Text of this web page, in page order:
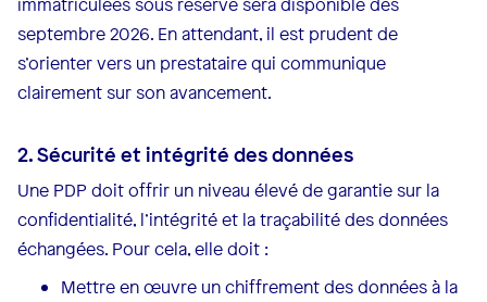
septembre 2026. En attendant, il est prudent de
s’orienter vers un prestataire qui communique
clairement sur son avancement.
2. Sécurité et intégrité des données
Une PDP doit offrir un niveau élevé de garantie sur la
confidentialité, l’intégrité et la traçabilité des données
échangées. Pour cela, elle doit :
Mettre en œuvre un chiffrement des données à la